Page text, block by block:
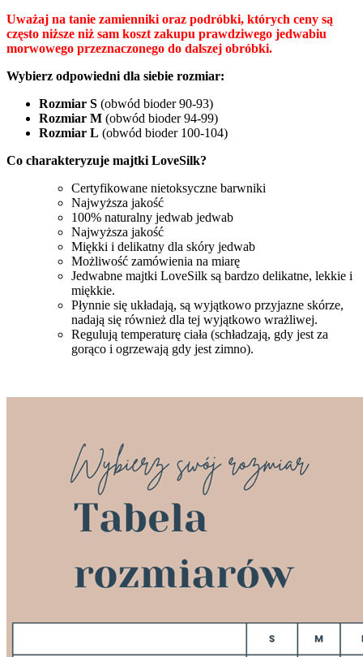
Uważaj na tanie zamienniki oraz podróbki, których ceny są
często niższe niż sam koszt zakupu prawdziwego jedwabiu
morwowego przeznaczonego do dalszej obróbki.
Wybierz odpowiedni dla siebie rozmiar:
Rozmiar S (obwód bioder 90-93)
Rozmiar M (obwód bioder 94-99)
Rozmiar L (obwód bioder 100-104)
Co charakteryzuje majtki LoveSilk?
Certyfikowane nietoksyczne barwniki
Najwyższa jakość
100% naturalny jedwab jedwab
Najwyższa jakość
Miękki i delikatny dla skóry jedwab
Możliwość zamówienia na miarę
Jedwabne majtki LoveSilk są bardzo delikatne, lekkie i
miękkie.
Płynnie się układają, są wyjątkowo przyjazne skórze,
nadają się również dla tej wyjątkowo wrażliwej.
Regulują temperaturę ciała (schładzają, gdy jest za
gorąco i ogrzewają gdy jest zimno).